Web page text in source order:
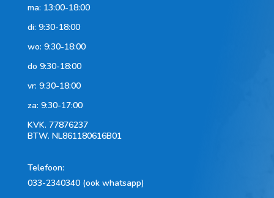
ma: 13:00-18:00
di: 9:30-18:00
wo: 9:30-18:00
do 9:30-18:00
vr: 9:30-18:00
za: 9:30-17:00
KVK. 77876237
BTW. NL861180616B01
Telefoon:
033-2340340 (ook whatsapp)